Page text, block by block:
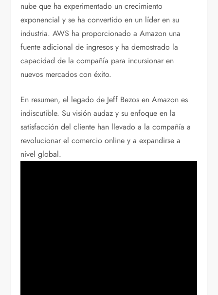
nube que ha experimentado un crecimiento
exponencial y se ha convertido en un líder en su
industria. AWS ha proporcionado a Amazon una
fuente adicional de ingresos y ha demostrado la
capacidad de la compañía para incursionar en
nuevos mercados con éxito.
En resumen, el legado de Jeff Bezos en Amazon es
indiscutible. Su visión audaz y su enfoque en la
satisfacción del cliente han llevado a la compañía a
revolucionar el comercio online y a expandirse a
nivel global.